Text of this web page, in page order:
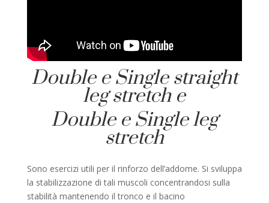
Double e Single straight
leg stretch e
Double e Single leg
stretch
Sono esercizi utili per il rinforzo dell’addome. Si sviluppa
la stabilizzazione di tali muscoli concentrandosi sulla
stabilità mantenendo il tronco e il bacino